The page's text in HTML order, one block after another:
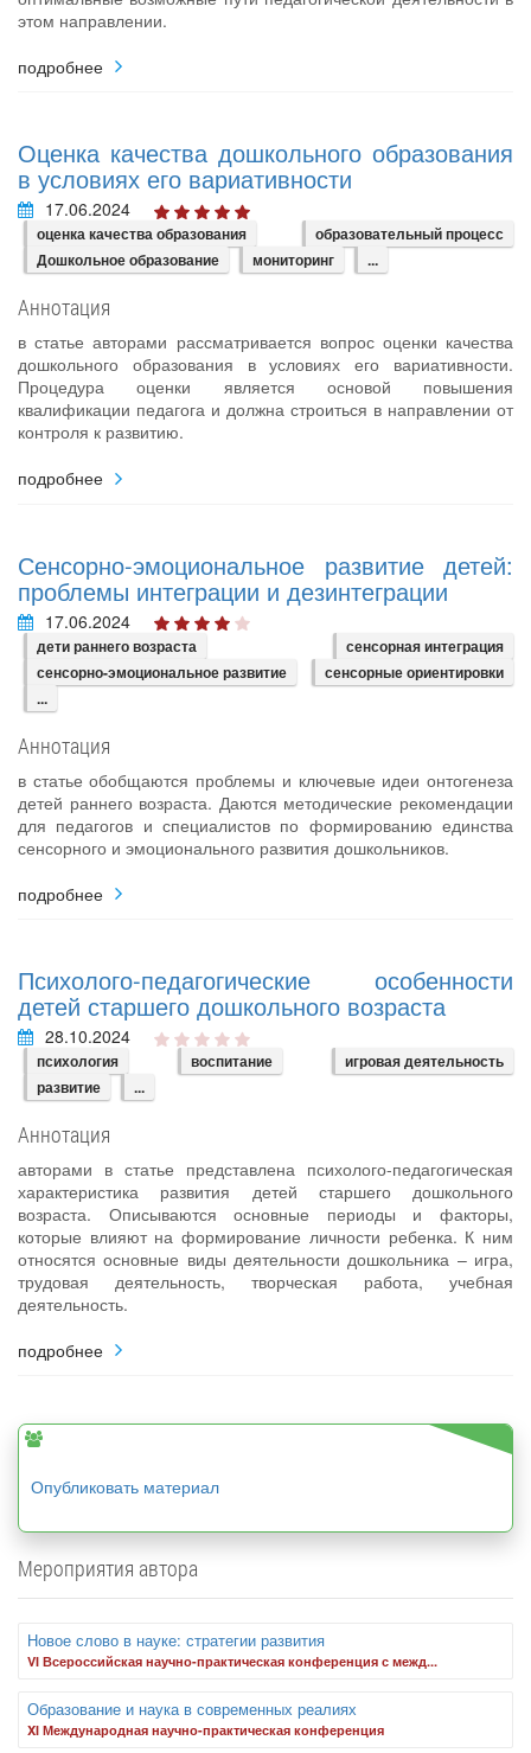
этом направлении.
подробнее
Оценка качества дошкольного образования
в условиях его вариативности
17.06.2024
оценка качества образования
образовательный процесс
Дошкольное образование
мониторинг ...
Аннотация
в статье авторами рассматривается вопрос оценки качества
дошкольного образования в условиях его вариативности.
Процедура оценки является основой повышения
квалификации педагога и должна строиться в направлении от
контроля к развитию.
подробнее
Сенсорно-эмоциональное развитие детей:
проблемы интеграции и дезинтеграции
17.06.2024
дети раннего возраста
сенсорная интеграция
сенсорно-эмоциональное развитие
сенсорные ориентировки
...
Аннотация
в статье обобщаются проблемы и ключевые идеи онтогенеза
детей раннего возраста. Даются методические рекомендации
для педагогов и специалистов по формированию единства
сенсорного и эмоционального развития дошкольников.
подробнее
Психолого-педагогические особенности
детей старшего дошкольного возраста
28.10.2024
психология воспитание
игровая деятельность
развитие
...
Аннотация
авторами в статье представлена психолого-педагогическая
характеристика развития детей старшего дошкольного
возраста. Описываются основные периоды и факторы,
которые влияют на формирование личности ребенка. К ним
относятся основные виды деятельности дошкольника – игра,
трудовая деятельность, творческая работа, учебная
деятельность.
подробнее
Опубликовать материал
Мероприятия автора
Новое слово в науке: стратегии развития
VI Всероссийская научно-практическая конференция с межд...
Образование и наука в современных реалиях
XI Международная научно-практическая конференция